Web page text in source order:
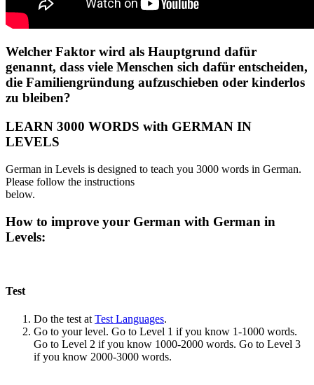
Welcher Faktor wird als Hauptgrund dafür
genannt, dass viele Menschen sich dafür entscheiden,
die Familiengründung aufzuschieben oder kinderlos
zu bleiben?
LEARN 3000 WORDS with GERMAN IN
LEVELS
German in Levels is designed to teach you 3000 words in German.
Please follow the instructions
below.
How to improve your German with German in
Levels:
Test
Do the test at Test Languages.
Go to your level. Go to Level 1 if you know 1-1000 words.
Go to Level 2 if you know 1000-2000 words. Go to Level 3
if you know 2000-3000 words.